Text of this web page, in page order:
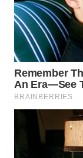
WN
LABUHANBATU
WN
TAPANULI
TENGAH
WN DELI
SERDANG